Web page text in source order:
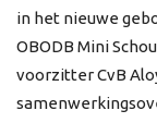
in het nieuwe
OBODB Mini
voorzitter CvB